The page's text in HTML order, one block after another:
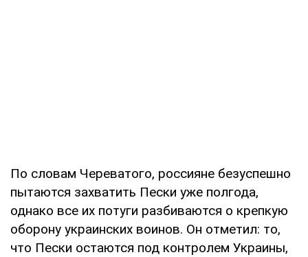
По словам Череватого, россияне безуспешно
пытаются захватить Пески уже полгода,
однако все их потуги разбиваются о крепкую
оборону украинских воинов. Он отметил: то,
что Пески остаются под контролем Украины,